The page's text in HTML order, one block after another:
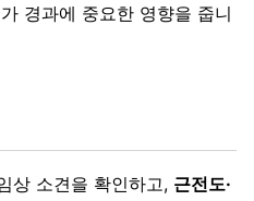
경과에 중요한 영향을 줍니
상 소견을 확인하고, 근전도·